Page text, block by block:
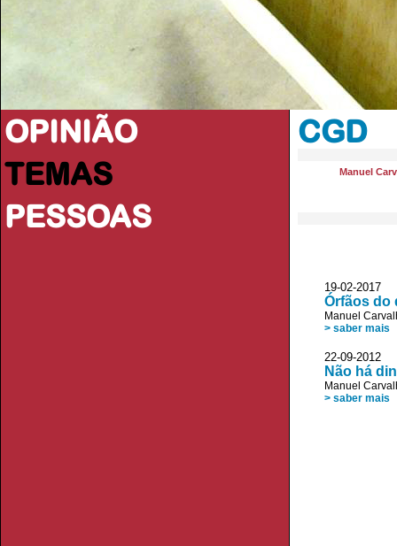
OPINIÃO
TEMAS
PESSOAS
CGD
Manuel
19-02-2017
Órfãos do
Manuel
> saber mais
22-09-2012
Não há
Manuel
> saber mais